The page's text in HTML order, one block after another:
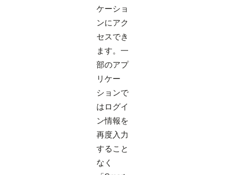
ケーショ
ンにアク
セスでき
ます。一
部のアプ
リケー
ションで
はログイ
ン情報を
再度入力
すること
なく